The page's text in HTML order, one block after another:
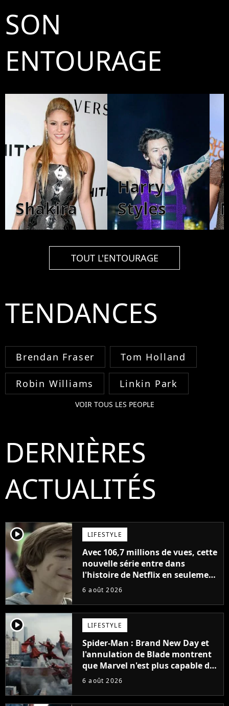
SON
ENTOURAGE
Shakira
Harry
Styles
TOUT L'ENTOURAGE
TENDANCES
Brendan Fraser Tom Holland
Robin Williams Linkin Park
VOIR TOUS LES PEOPLE
DERNIÈRES
ACTUALITÉS
player2 LIFESTYLE
Avec 106,7 millions de vues, cette
nouvelle série entre dans
l'histoire de Netflix en seulement
48 jours
6 août 2026
player2 LIFESTYLE
Spider-Man : Brand New Day et
l'annulation de Blade montrent
que Marvel n'est plus capable de
faire quoi que ce soit de simple
6 août 2026